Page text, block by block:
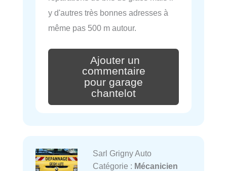
y d'autres très bonnes adresses à
même pas 500 m autour.
Ajouter un
commentaire
pour garage
chantelot
Sarl Grigny Auto
Catégorie : Mécanicien